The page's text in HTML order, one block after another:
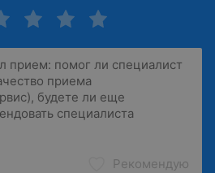
Рекомендую